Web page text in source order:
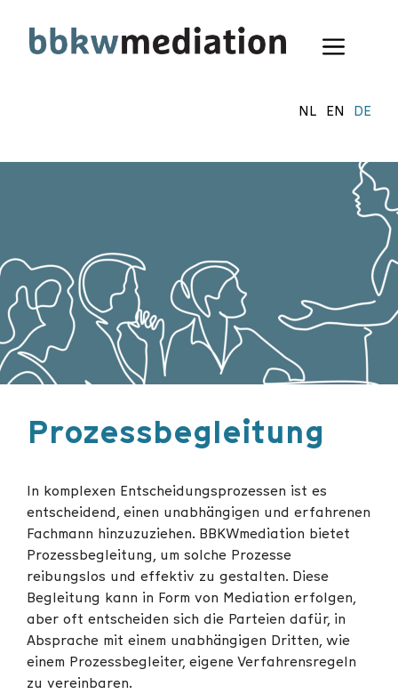
Inhalt
springen
NL EN DE
Menü
Prozessbegleitung
In komplexen Entscheidungsprozessen ist es
entscheidend, einen unabhängigen und erfahrenen
Fachmann hinzuzuziehen. BBKWmediation bietet
Prozessbegleitung, um solche Prozesse
reibungslos und effektiv zu gestalten. Diese
Begleitung kann in Form von Mediation erfolgen,
aber oft entscheiden sich die Parteien dafür, in
Absprache mit einem unabhängigen Dritten, wie
einem Prozessbegleiter, eigene Verfahrensregeln
zu vereinbaren.